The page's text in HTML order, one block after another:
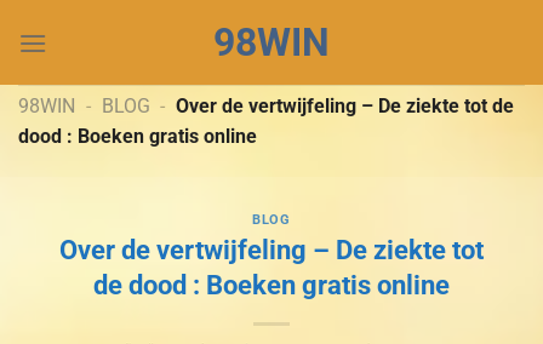
đến
dung
98WIN
98WIN - BLOG - Over de vertwijfeling – De ziekte tot de
dood : Boeken gratis online
BLOG
Over de vertwijfeling – De ziekte tot
de dood : Boeken gratis online